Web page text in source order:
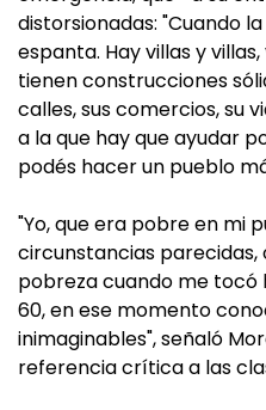
distorsionadas: "Cuando
espanta. Hay villas y
tienen construcciones
calles, sus comercios, su
a la que hay que ayudar
podés hacer un pueblo
"Yo, que era pobre en mi
circunstancias
pobreza cuando me tocó
60, en ese momento
inimaginables", señaló
referencia crítica a las